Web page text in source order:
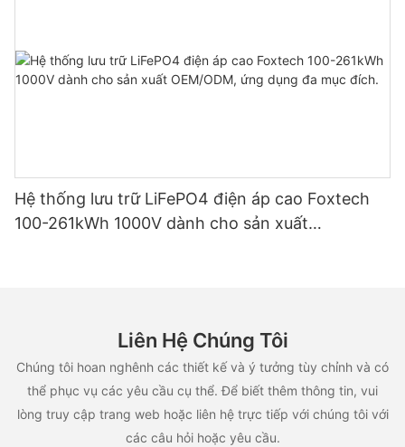
Hệ thống lưu trữ LiFePO4 điện áp cao Foxtech
100-261kWh 1000V dành cho sản xuất
Liên Hệ Chúng Tôi
Chúng tôi hoan nghênh các thiết kế và ý tưởng tùy chỉnh và có
thể phục vụ các yêu cầu cụ thể. Để biết thêm thông tin, vui
lòng truy cập trang web hoặc liên hệ trực tiếp với chúng tôi với
các câu hỏi hoặc yêu cầu.